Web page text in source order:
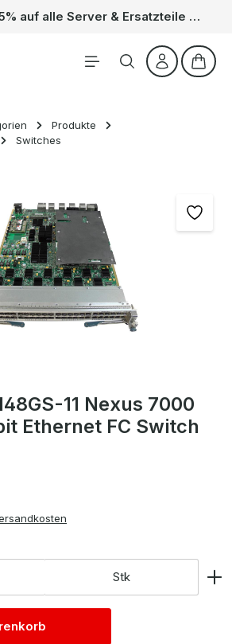
Sommer-Deal: 15% auf alle Server & Ersatzteile – Kein Code nötig, der Rabatt wird automatisch im Warenkorb abgezogen. Gültig vom 01.06. bis 31.08.
Produkte
Switches
11 Nexus 7000
Ethernet FC Switch
Stk